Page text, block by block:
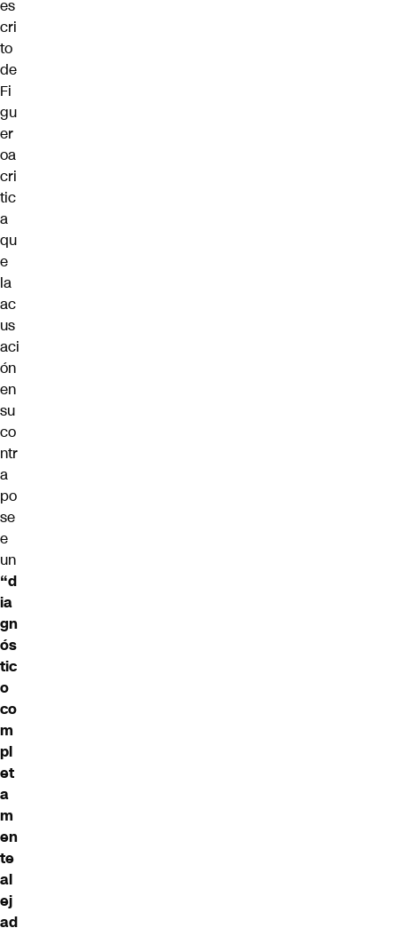
es
cri
to
de
Fi
gu
er
oa
cri
tic
a
qu
e
la
ac
us
aci
ón
en
su
co
ntr
a
po
se
e
un
“d
ia
gn
ós
tic
o
co
m
pl
et
a
m
en
te
al
ej
ad